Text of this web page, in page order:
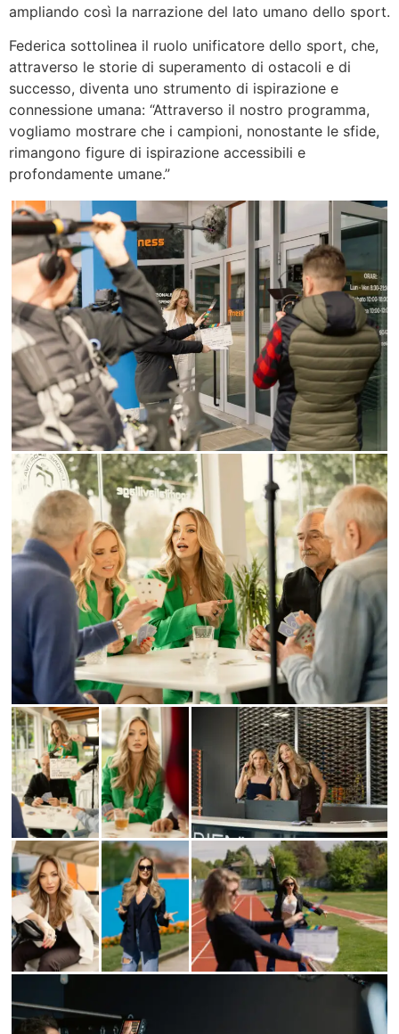
ampliando così la narrazione del lato umano dello sport.
Federica sottolinea il ruolo unificatore dello sport, che,
attraverso le storie di superamento di ostacoli e di
successo, diventa uno strumento di ispirazione e
connessione umana: “Attraverso il nostro programma,
vogliamo mostrare che i campioni, nonostante le sfide,
rimangono figure di ispirazione accessibili e
profondamente umane.”